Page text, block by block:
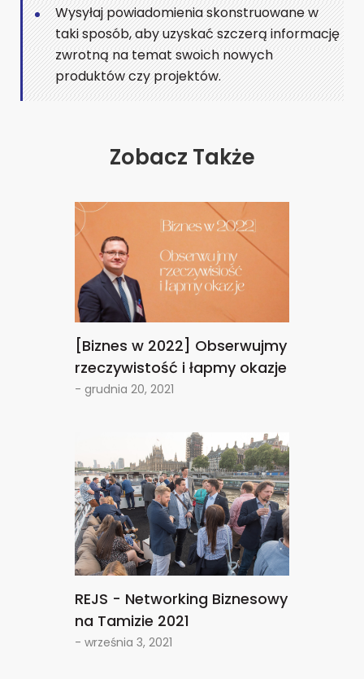
Wysyłaj powiadomienia skonstruowane w
taki sposób, aby uzyskać szczerą informację
zwrotną na temat swoich nowych
produktów czy projektów.
Zobacz Także
[Biznes w 2022] Obserwujmy
rzeczywistość i łapmy okazje
- grudnia 20, 2021
REJS - Networking Biznesowy
na Tamizie 2021
- września 3, 2021